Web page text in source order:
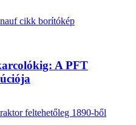
A PFT